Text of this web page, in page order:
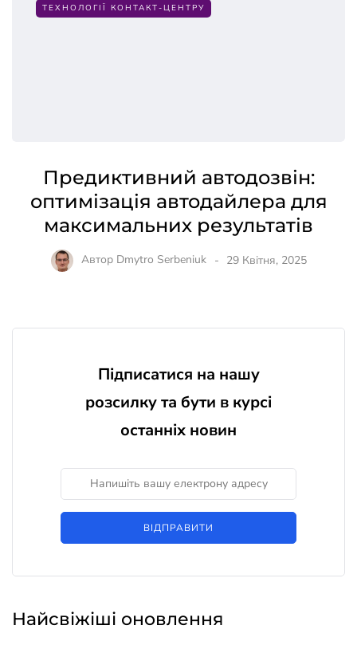
ТЕХНОЛОГІЇ КОНТАКТ-ЦЕНТРУ
Предиктивний автодозвін:
оптимізація автодайлера для
максимальних результатів
Автор Dmytro Serbeniuk 29 Квітня, 2025
Підписатися на нашу
розсилку та бути в курсі
останніх новин
ВІДПРАВИТИ
Найсвіжіші оновлення